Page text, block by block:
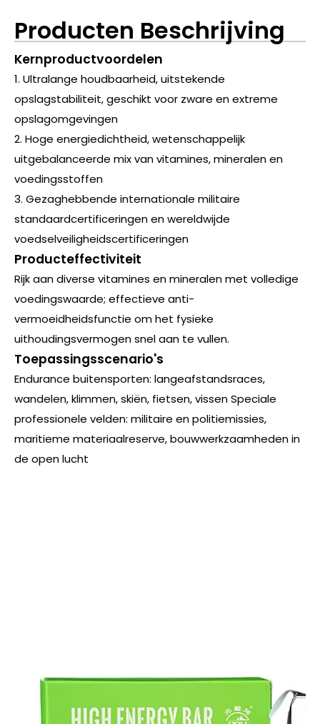
Producten Beschrijving
Kernproductvoordelen
1. Ultralange houdbaarheid, uitstekende
opslagstabiliteit, geschikt voor zware en extreme
opslagomgevingen
2. Hoge energiedichtheid, wetenschappelijk
uitgebalanceerde mix van vitamines, mineralen en
voedingsstoffen
3. Gezaghebbende internationale militaire
standaardcertificeringen en wereldwijde
voedselveiligheidscertificeringen
Producteffectiviteit
Rijk aan diverse vitamines en mineralen met volledige
voedingswaarde; effectieve anti-
vermoeidheidsfunctie om het fysieke
uithoudingsvermogen snel aan te vullen.
Toepassingsscenario's
Endurance buitensporten: langeafstandsraces,
wandelen, klimmen, skiën, fietsen, vissen Speciale
professionele velden: militaire en politiemissies,
maritieme materiaalreserve, bouwwerkzaamheden in
de open lucht